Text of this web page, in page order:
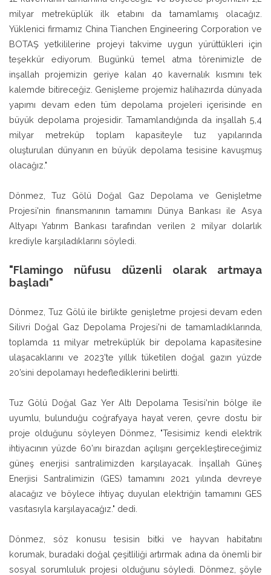
milyar metreküplük ilk etabını da tamamlamış olacağız.
Yüklenici firmamız China Tianchen Engineering Corporation ve
BOTAŞ yetkililerine projeyi takvime uygun yürüttükleri için
teşekkür ediyorum. Bugünkü temel atma törenimizle de
inşallah projemizin geriye kalan 40 kavernalık kısmını tek
kalemde bitireceğiz. Genişleme projemiz halihazırda dünyada
yapımı devam eden tüm depolama projeleri içerisinde en
büyük depolama projesidir. Tamamlandığında da inşallah 5,4
milyar metreküp toplam kapasiteyle tuz yapılarında
oluşturulan dünyanın en büyük depolama tesisine kavuşmuş
olacağız."
Dönmez, Tuz Gölü Doğal Gaz Depolama ve Genişletme
Projesi'nin finansmanının tamamını Dünya Bankası ile Asya
Altyapı Yatırım Bankası tarafından verilen 2 milyar dolarlık
krediyle karşıladıklarını söyledi.
"Flamingo nüfusu düzenli olarak artmaya
başladı"
Dönmez, Tuz Gölü ile birlikte genişletme projesi devam eden
Silivri Doğal Gaz Depolama Projesi'ni de tamamladıklarında,
toplamda 11 milyar metreküplük bir depolama kapasitesine
ulaşacaklarını ve 2023'te yıllık tüketilen doğal gazın yüzde
20’sini depolamayı hedeflediklerini belirtti.
Tuz Gölü Doğal Gaz Yer Altı Depolama Tesisi'nin bölge ile
uyumlu, bulunduğu coğrafyaya hayat veren, çevre dostu bir
proje olduğunu söyleyen Dönmez, "Tesisimiz kendi elektrik
ihtiyacının yüzde 60’ını birazdan açılışını gerçekleştireceğimiz
güneş enerjisi santralimizden karşılayacak. İnşallah Güneş
Enerjisi Santralimizin (GES) tamamını 2021 yılında devreye
alacağız ve böylece ihtiyaç duyulan elektriğin tamamını GES
vasıtasıyla karşılayacağız." dedi.
Dönmez, söz konusu tesisin bitki ve hayvan habitatını
korumak, buradaki doğal çeşitliliği artırmak adına da önemli bir
sosyal sorumluluk projesi olduğunu söyledi. Dönmez, şöyle